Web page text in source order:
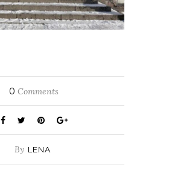
0 Comments
By LENA